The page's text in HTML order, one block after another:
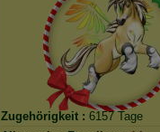
Zugehörigkeit : 6157 Tage